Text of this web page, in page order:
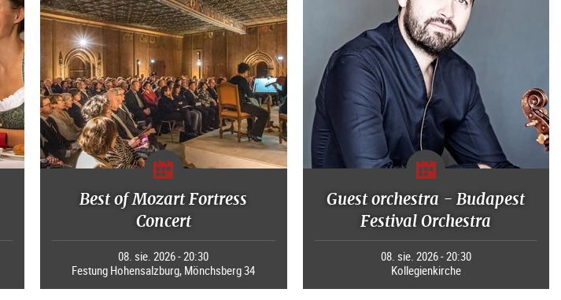
Best of Mozart Fortress
Concert
08. sie. 2026 - 20:30
Festung Hohensalzburg, Mönchsberg 34
Guest orchestra - Budapest
Festival Orchestra
08. sie. 2026 - 20:30
Kollegienkirche